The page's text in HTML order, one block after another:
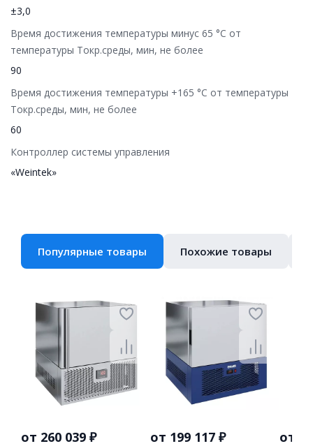
±3,0
Время достижения температуры минус 65 °C от
температуры Токр.среды, мин, не более
90
Время достижения температуры +165 °C от температуры
Токр.среды, мин, не более
60
Контроллер системы управления
«Weintek»
Популярные товары Похожие товары
от 260 039 ₽ от 199 117 ₽ от